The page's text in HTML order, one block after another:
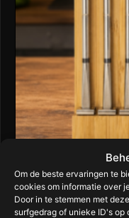
Om de beste ervaringen te
cookies om informatie over
Door in te stemmen met
surfgedrag of unieke ID's op